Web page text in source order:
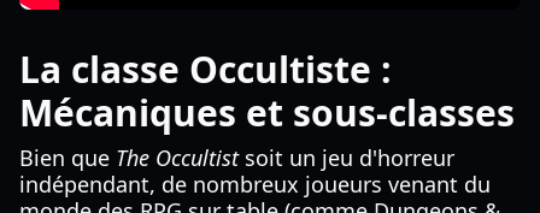
La classe Occultiste :
Mécaniques et sous-classes
Bien que The Occultistsoit un jeu d'horreur
indépendant, de nombreux joueurs venant du